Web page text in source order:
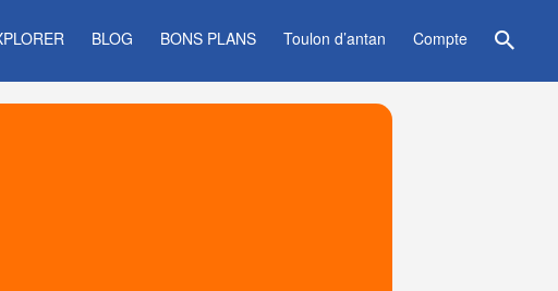
BLOG BONS PLANS Toulon d’antan Compte